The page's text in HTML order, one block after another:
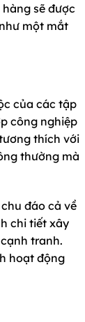
sẽ được
một mắt
của các tập
công nghiệp
thích với
thường mà
đáo cả về
chi tiết xây
tranh.
hoạt động